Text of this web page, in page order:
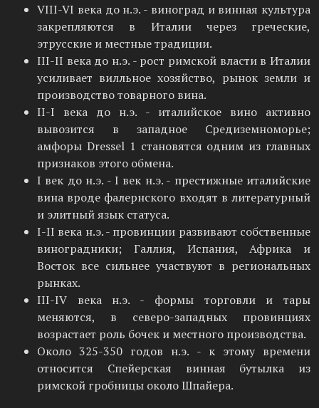
VIII-VI века до н.э. - виноград и винная культура
закрепляются в Италии через греческие,
этрусские и местные традиции.
III-II века до н.э. - рост римской власти в Италии
усиливает вилльное хозяйство, рынок земли и
производство товарного вина.
II-I века до н.э. - италийское вино активно
вывозится в западное Средиземноморье;
амфоры Dressel 1 становятся одним из главных
признаков этого обмена.
I век до н.э. - I век н.э. - престижные италийские
вина вроде фалернского входят в литературный
и элитный язык статуса.
I-II века н.э. - провинции развивают собственные
виноградники; Галлия, Испания, Африка и
Восток все сильнее участвуют в региональных
рынках.
III-IV века н.э. - формы торговли и тары
меняются, в северо-западных провинциях
возрастает роль бочек и местного производства.
Около 325-350 годов н.э. - к этому времени
относится Спейерская винная бутылка из
римской гробницы около Шпайера.